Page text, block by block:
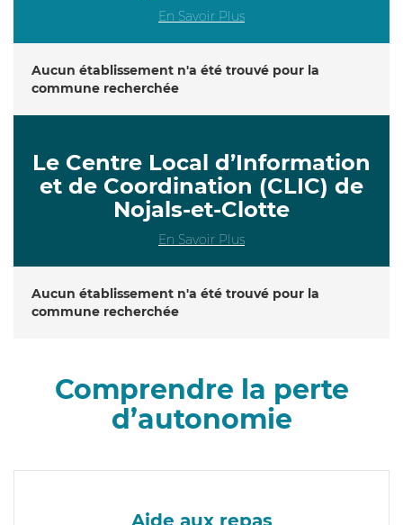
En Savoir Plus
Aucun établissement n'a été trouvé pour la
commune recherchée
Le Centre Local d’Information
et de Coordination (CLIC) de
Nojals-et-Clotte
En Savoir Plus
Aucun établissement n'a été trouvé pour la
commune recherchée
Comprendre la perte
d’autonomie
Aide aux repas